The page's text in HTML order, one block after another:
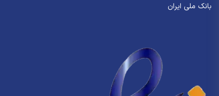
بانک ملی ایران